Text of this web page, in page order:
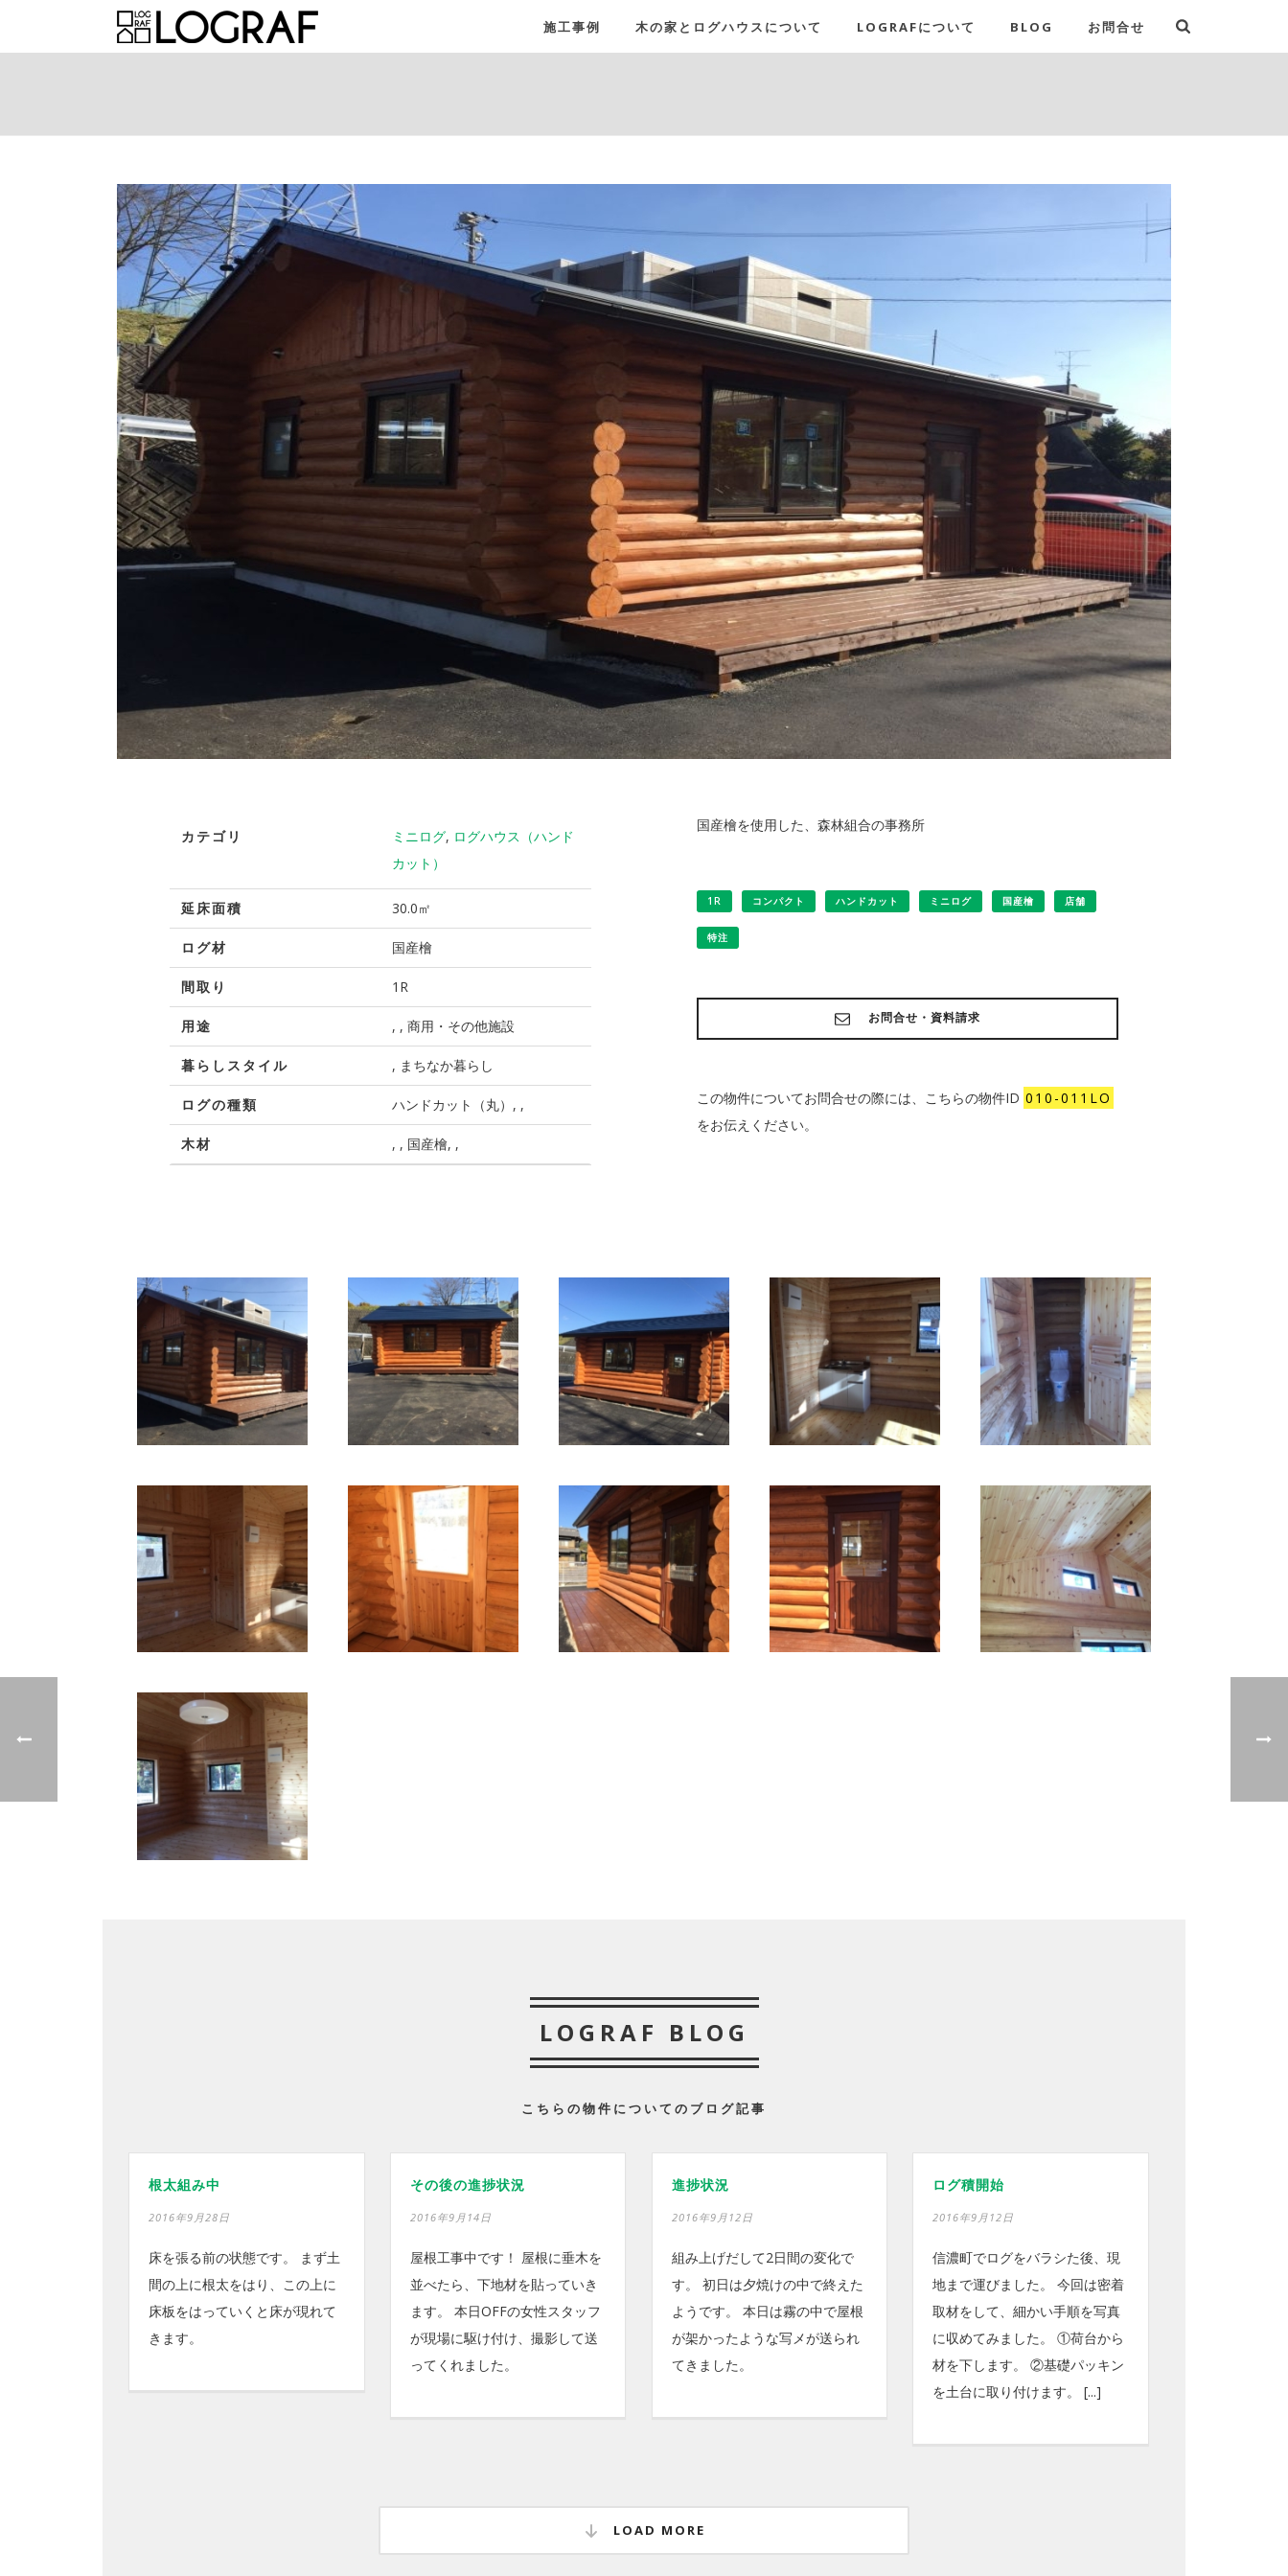
施工事例 木の家とログハウスについて LOGRAFについて BLOG お問合せ
カテゴリ ミニログ, ログハウス（ハンド
カット）
延床面積 30.0㎡
ログ材 国産檜
間取り 1R
用途 , , 商用・その他施設
暮らしスタイル , まちなか暮らし
ログの種類 ハンドカット（丸）, ,
木材 , , 国産檜, ,
国産檜を使用した、森林組合の事務所
1R コンパクト ハンドカット ミニログ 国産檜 店舗
特注
お問合せ・資料請求
この物件についてお問合せの際には、こちらの物件ID 010-011LO
をお伝えください。
LOGRAF BLOG
こちらの物件についてのブログ記事
根太組み中
2016年9月28日
床を張る前の状態です。 まず土
間の上に根太をはり、この上に
床板をはっていくと床が現れて
きます。
その後の進捗状況
2016年9月14日
屋根工事中です！ 屋根に垂木を
並べたら、下地材を貼っていき
ます。 本日OFFの女性スタッフ
が現場に駆け付け、撮影して送
ってくれました。
進捗状況
2016年9月12日
組み上げだして2日間の変化で
す。 初日は夕焼けの中で終えた
ようです。 本日は霧の中で屋根
が架かったような写メが送られ
てきました。
ログ積開始
2016年9月12日
信濃町でログをバラシた後、現
地まで運びました。 今回は密着
取材をして、細かい手順を写真
に収めてみました。 ①荷台から
材を下します。 ②基礎パッキン
を土台に取り付けます。 [...]
LOAD MORE